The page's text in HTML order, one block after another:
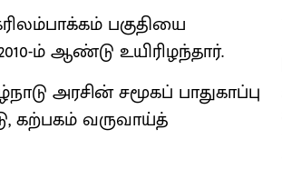
பகுதியை
ம் ஆண்டு உயிரிழந்தார்.
அரசின் சமூகப் பாதுகாப்பு
கற்பகம் வருவாய்த்